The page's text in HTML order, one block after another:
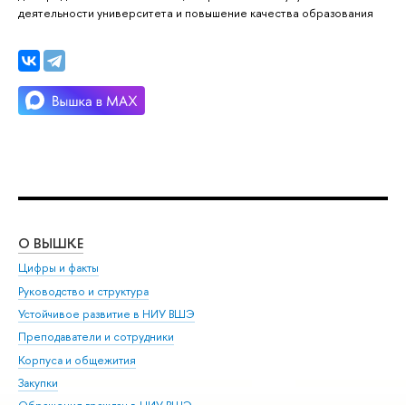
деятельности университета и повышение качества образования
О ВЫШКЕ
Цифры и факты
Руководство и структура
Устойчивое развитие в НИУ ВШЭ
Преподаватели и сотрудники
Корпуса и общежития
Закупки